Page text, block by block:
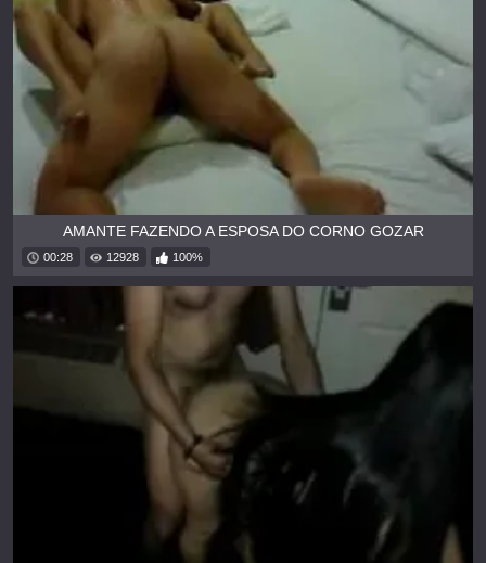
AMANTE FAZENDO A ESPOSA DO CORNO GOZAR
00:28 12928 100%